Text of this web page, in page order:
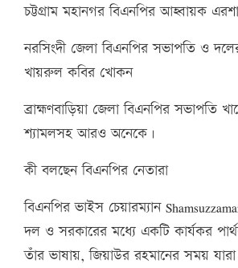
চট্টগ্রাম মহানগর বিএনপির আহ্বায়ক
নরসিংদী জেলা বিএনপির সভাপতি ও
খায়রুল কবির খোকন
ব্রাহ্মণবাড়িয়া জেলা বিএনপির সভাপতি
শ্যামলসহ আরও অনেকে।
কী বলছেন বিএনপির নেতারা
বিএনপির ভাইস চেয়ারম্যান
দল ও সরকারের মধ্যে একটি কার্যকর
তাঁর ভাষায়, জিয়াউর রহমানের সময়